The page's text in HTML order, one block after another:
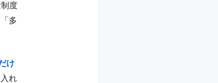
度
多
け
れ